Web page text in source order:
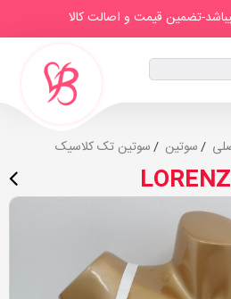
تضمین قیمت و اصالت کالا
سوتین سوتین تک کلاسیک